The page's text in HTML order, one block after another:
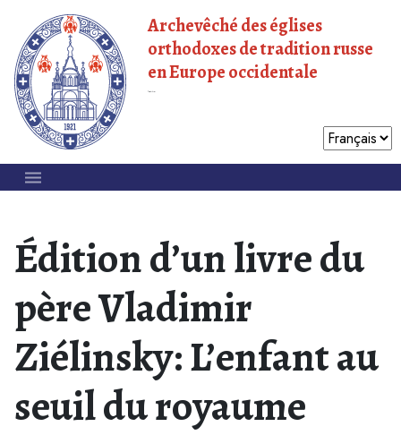
Archevêché des églises
orthodoxes de tradition russe
en Europe occidentale
Édition d’un livre du
père Vladimir
Ziélinsky: L’enfant au
seuil du royaume